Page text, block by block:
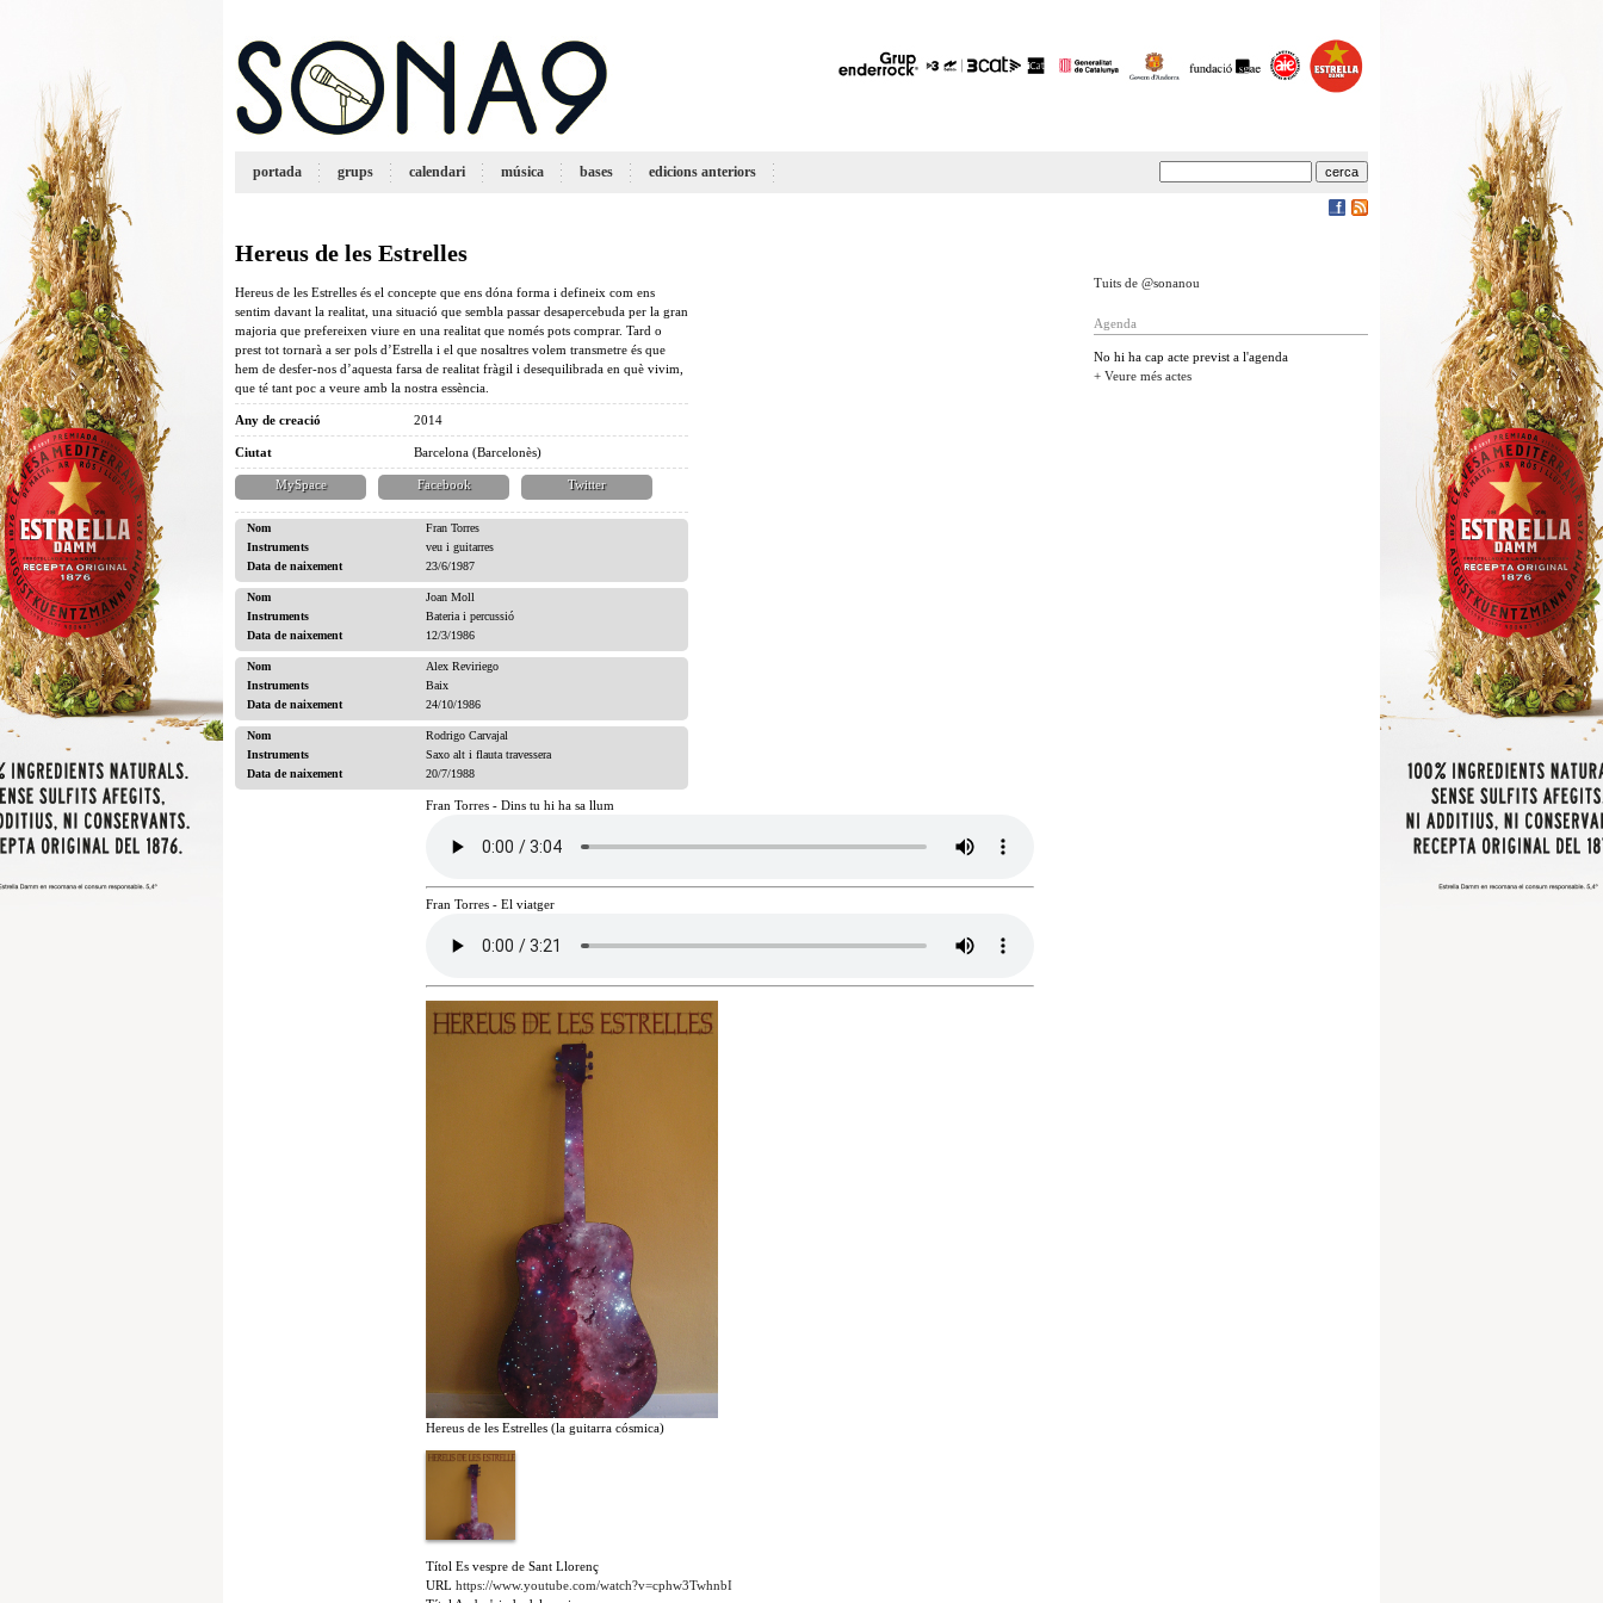
portada grups calendari música bases edicions anteriors
Hereus de les Estrelles
Hereus de les Estrelles és el concepte que ens dóna forma i defineix com ens
sentim davant la realitat, una situació que sembla passar desapercebuda per la gran
majoria que prefereixen viure en una realitat que només pots comprar. Tard o
prest tot tornarà a ser pols d’Estrella i el que nosaltres volem transmetre és que
hem de desfer-nos d’aquesta farsa de realitat fràgil i desequilibrada en què vivim,
que té tant poc a veure amb la nostra essència.
Any de creació 2014
Ciutat Barcelona (Barcelonès)
MySpace Facebook Twitter
Nom
Fran Torres
Instruments
veu i guitarres
Data de naixement
23/6/1987
Nom
Joan Moll
Instruments
Bateria i percussió
Data de naixement
12/3/1986
Nom
Alex Reviriego
Instruments
Baix
Data de naixement
24/10/1986
Nom
Rodrigo Carvajal
Instruments
Saxo alt i flauta travessera
Data de naixement
20/7/1988
Fran Torres - Dins tu hi ha sa llum
Fran Torres - El viatger
Hereus de les Estrelles (la guitarra cósmica)
Títol Es vespre de Sant Llorenç
URL https://www.youtube.com/watch?v=cphw3TwhnbI
Tuits de @sonanou
Agenda
No hi ha cap acte previst a l'agenda
+ Veure més actes